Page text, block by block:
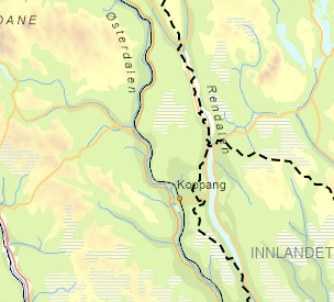
alternativ for overnatting.
dagen med å bevege seg
med Samsjøen på ledens
delen over Samsjøvola er
går leden ned til
ved Samatun: